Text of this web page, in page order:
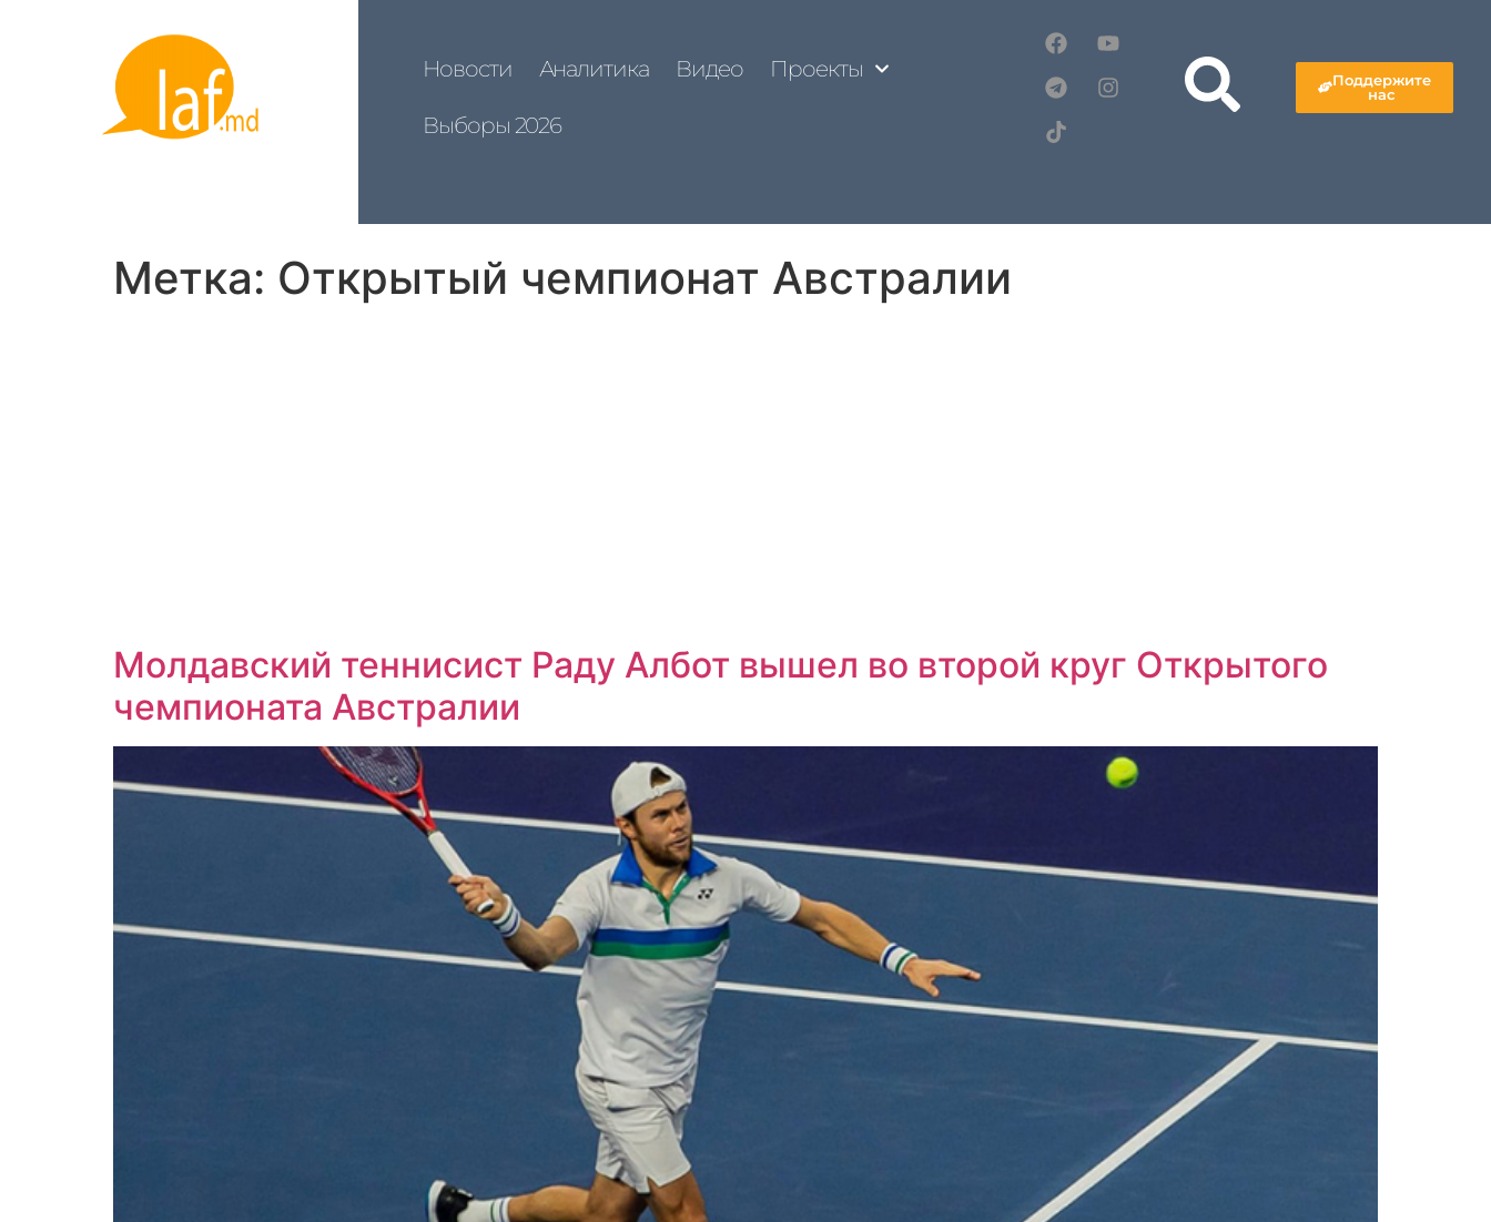
Новости Аналитика Видео Проекты
Выборы 2026
Поддержите
нас
Метка: Открытый чемпионат Австралии
Молдавский теннисист Раду Албот вышел во второй круг Открытого
чемпионата Австралии